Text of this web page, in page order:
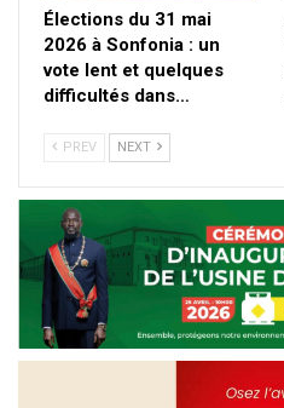
Élections du 31 mai
2026 à Sonfonia : un
vote lent et quelques
difficultés dans…
PREV NEXT